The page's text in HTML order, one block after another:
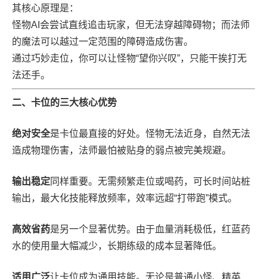
其核心原理是：
怪物AI会尝试直线追击玩家，但无法穿越障碍物；而法师
的魔法可以越过一定范围的障碍造成伤害。
通过巧妙走位，你可以让怪物“望你兴叹”，只能干挨打无
法还手。
二、卡位的三大核心优势
绝对安全是卡位最直接的好处。怪物无法近身，自然无法
造成物理伤害，法师最怕被贴身的弱点被完美规避。
输出稳定同样重要。无需频繁走位或喝药，可长时间站桩
输出，最大化技能释放频率，效率远超“打带跑”模式。
高效省药是另一个显著优势。由于血量消耗极低，红蓝药
水的使用量大幅减少，长期练级的成本显著降低。
适用广泛让卡位成为通用技能。无论是普通小怪、精英